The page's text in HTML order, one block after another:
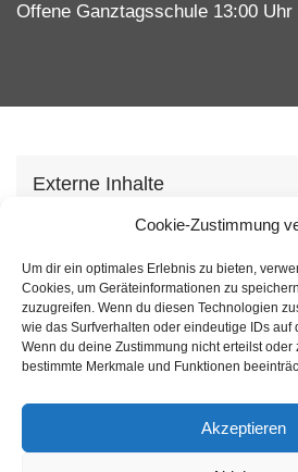
Cookie-Zustimmung
Um dir ein optimales Erlebnis zu bieten,
Cookies, um Geräteinformationen zu
zuzugreifen. Wenn du diesen Technologien
wie das Surfverhalten oder eindeutige IDs auf
Wenn du deine Zustimmung nicht erteilst oder
bestimmte Merkmale und Funktionen
Akzeptieren
Offene Ganztagsschule 13:00 Uhr
Externe Inhalte
Wir verwenden auf unserer
anzubieten. Mit dem laden der
unserer
Inhalt laden